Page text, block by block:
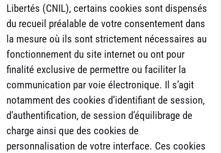
Libertés (CNIL), certains cookies sont dispensés
du recueil préalable de votre consentement dans
la mesure où ils sont strictement nécessaires au
fonctionnement du site internet ou ont pour
finalité exclusive de permettre ou faciliter la
communication par voie électronique. Il s’agit
notamment des cookies d’identifiant de session,
d’authentification, de session d’équilibrage de
charge ainsi que des cookies de
personnalisation de votre interface. Ces cookies